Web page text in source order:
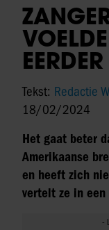
Tekst: Redactie
18/02/2024
Het gaat beter
Amerikaanse
en heeft zich
vertelt ze in een